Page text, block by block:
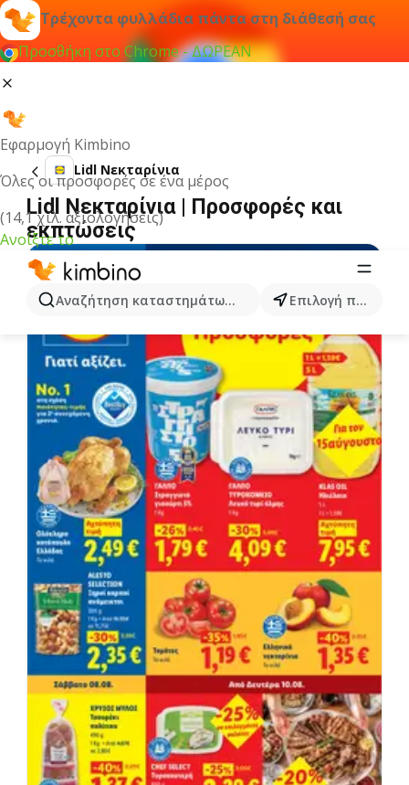
Τρέχοντα φυλλάδια πάντα στη διάθεσή σας
Προσθήκη στο Chrome - ΔΩΡΕΑΝ
Εφαρμογή Kimbino
Όλες οι προσφορές σε ένα μέρος
(14,1 χιλ. αξιολογήσεις)
Ανοίξτε το
Αναζήτηση καταστημάτων, κατηγοριών, προϊόντων...
Επιλογή πόλης
Lidl Νεκταρίνια
Lidl Νεκταρίνια | Προσφορές και
εκπτώσεις